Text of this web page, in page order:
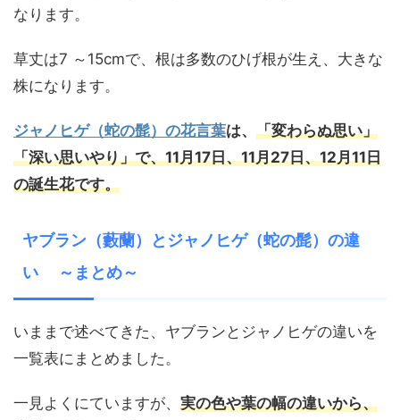
なります。
草丈は7 ～15cmで、根は多数のひげ根が生え、大きな
株になります。
ジャノヒゲ（蛇の髭）の花言葉は、 「変わらぬ思い」
「深い思いやり」で、11月17日、11月27日、12月11日
の誕生花です。
ヤブラン（藪蘭）とジャノヒゲ（蛇の髭）の違
い ～まとめ～
いままで述べてきた、ヤブランとジャノヒゲの違いを
一覧表にまとめました。
一見よくにていますが、 実の色や葉の幅の違いから、